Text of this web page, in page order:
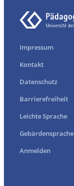
Impressum
Kontakt
Datenschutz
Barrierefreiheit
Leichte Sprache
Gebärdensprache
Anmelden